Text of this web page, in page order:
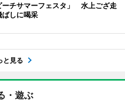
ーチサマーフェスタ」 水上ござ走
ばしに喝采
と見る
・遊ぶ